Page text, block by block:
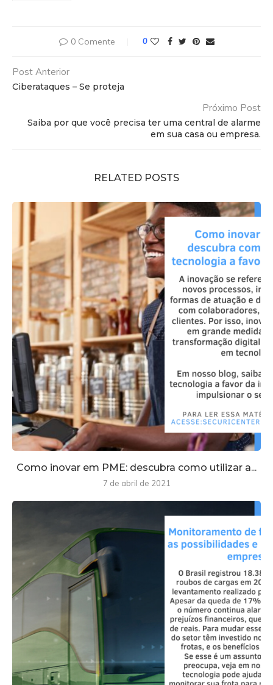
0 Comente 0
Post Anterior
Ciberataques – Se proteja
Próximo Post
Saiba por que você precisa ter uma central de alarme
em sua casa ou empresa.
RELATED POSTS
Como inovar em PME: descubra como utilizar a...
7 de abril de 2021